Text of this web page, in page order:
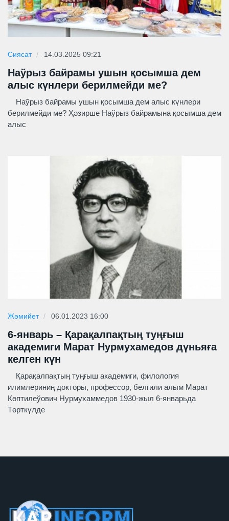
Сиясат 14.03.2025 09:21
Наўрыз байрамы ушын қосымша дем
алыс күнлери берилмейди ме?
Наўрыз байрамы ушын қосымша дем алыс күнлери
берилмейди ме? Ҳәзирше Наўрыз байрамына қосымша дем
алыс
Жәмийет 06.01.2023 16:00
6-январь – Қарақалпақтың туңғыш
академиги Марат Нурмухамедов дүньяға
келген күн
Қарақалпақтың туңғыш академиги, филология
илимлериниң докторы, профессор, белгили алым Марат
Көптилеўович Нурмухаммедов 1930-жыл 6-январьда
Төрткүлде